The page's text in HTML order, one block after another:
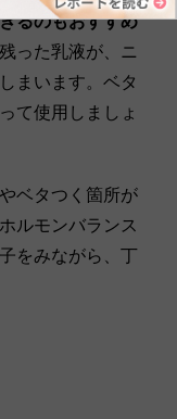
るのもおすすめ
った乳液が、ニ
まいます。ベタ
て使用しましょ
ベタつく箇所が
ルモンバランス
をみながら、丁